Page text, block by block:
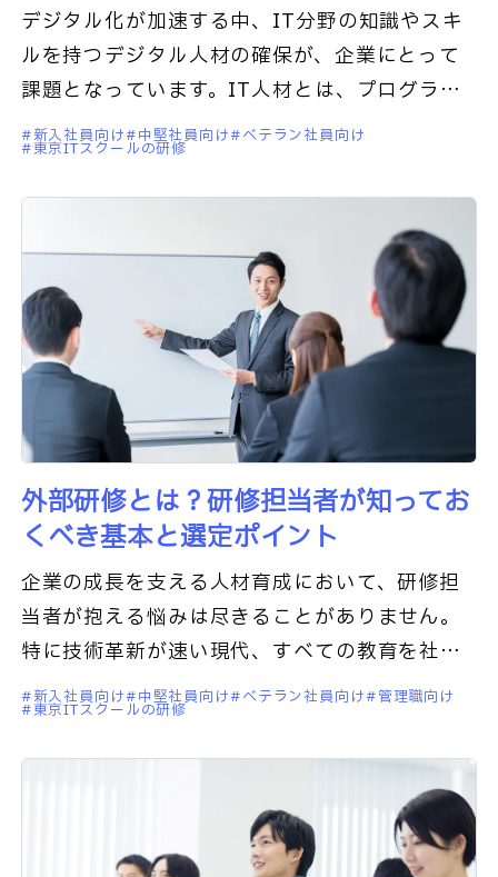
デジタル化が加速する中、IT分野の知識やスキ
ルを持つデジタル人材の確保が、企業にとって
課題となっています。IT人材とは、プログラミ
ングやシステム開発だけでなく、AIやデータサ
イエンスなどの先端技術、さ
新入社員向け 中堅社員向け ベテラン社員向け
東京ITスクールの研修
外部研修とは？研修担当者が知ってお
くべき基本と選定ポイント
企業の成長を支える人材育成において、研修担
当者が抱える悩みは尽きることがありません。
特に技術革新が速い現代、すべての教育を社内
で完結させることには限界が生じています。そ
こで選択肢に上がるのが「外部
新入社員向け 中堅社員向け ベテラン社員向け 管理職向け
東京ITスクールの研修